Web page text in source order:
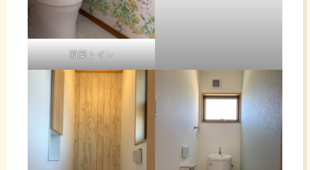
新築トイレ